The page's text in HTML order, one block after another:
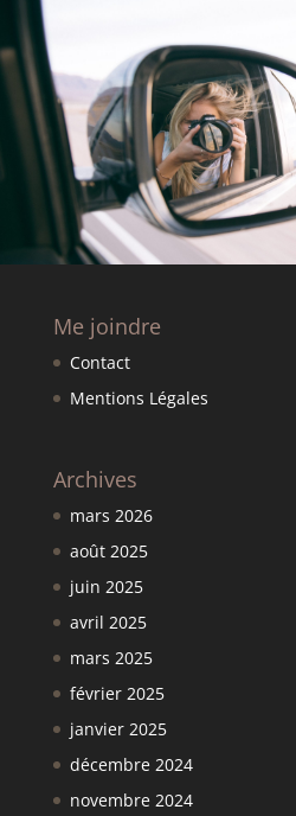
Me joindre
Contact
Mentions Légales
Archives
mars 2026
août 2025
juin 2025
avril 2025
mars 2025
février 2025
janvier 2025
décembre 2024
novembre 2024